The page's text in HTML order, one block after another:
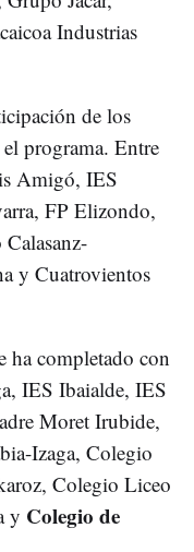
Industrias
de los
programa. Entre
Amigó, IES
FP Elizondo,
y Cuatrovientos
ha completado con
IES Ibaialde, IES
Moret Irubide,
Izaga, Colegio
Colegio Liceo
y Colegio de